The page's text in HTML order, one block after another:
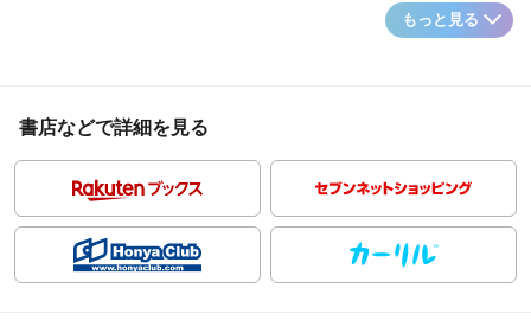
もっと見る
書店などで詳細を見る